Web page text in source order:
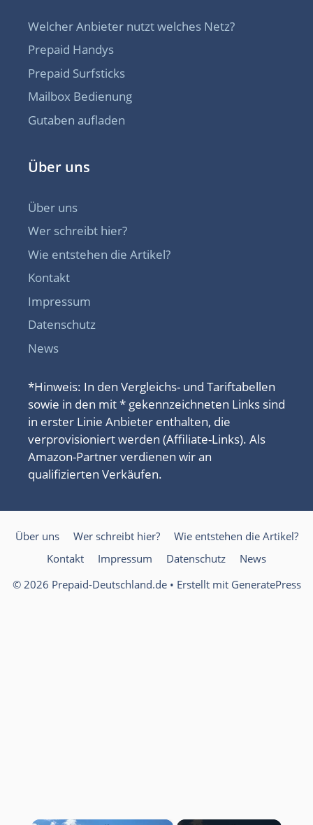
Welcher Anbieter nutzt welches Netz?
Prepaid Handys
Prepaid Surfsticks
Mailbox Bedienung
Gutaben aufladen
Über uns
Über uns
Wer schreibt hier?
Wie entstehen die Artikel?
Kontakt
Impressum
Datenschutz
News
*Hinweis: In den Vergleichs- und Tariftabellen
sowie in den mit * gekennzeichneten Links sind
in erster Linie Anbieter enthalten, die
verprovisioniert werden (Affiliate-Links). Als
Amazon-Partner verdienen wir an
qualifizierten Verkäufen.
Über uns Wer schreibt hier?
Wie entstehen die Artikel?
Kontakt
Impressum Datenschutz
News
© 2026 Prepaid-Deutschland.de• Erstellt mit GeneratePress